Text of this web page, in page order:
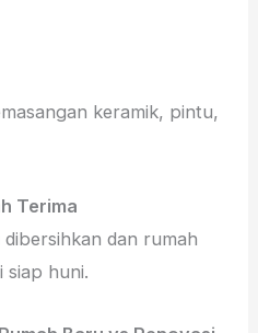
keramik, pintu,
Terima
dan rumah
siap huni.